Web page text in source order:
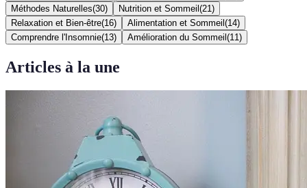
Méthodes Naturelles(30) Nutrition et Sommeil (21 )
Relaxation et Bien-être(16) Alimentation et Sommeil (14)
Comprendre l'Insomnie(13) Amélioration du Sommeil (11 )
Articles à la une